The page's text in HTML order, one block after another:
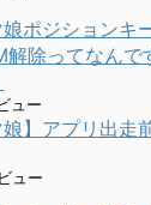
娘ポジションキ
解除ってなん
ュー
娘】アプリ出走
ュー